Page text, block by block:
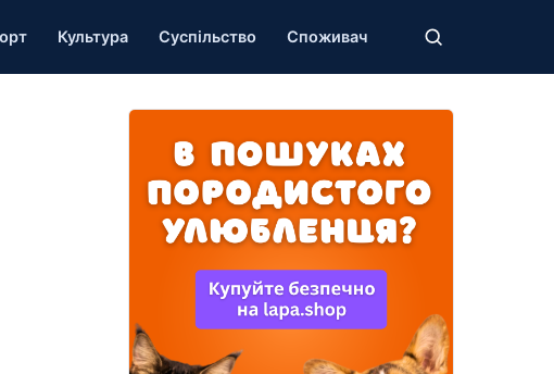
Культура Суспільство Споживач